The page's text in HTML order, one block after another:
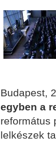
Budapest,
egyben a
református
lelkészek